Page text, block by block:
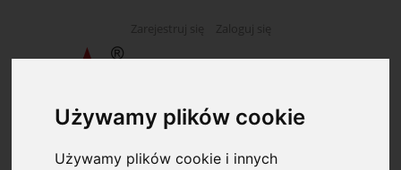
Używamy plików cookie
Używamy plików cookie i innych